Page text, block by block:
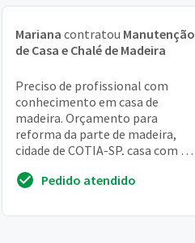
Mariana contratou Manutenção
de Casa e Chalé de Madeira
Preciso de profissional com
conhecimento em casa de
madeira. Orçamento para
reforma da parte de madeira,
cidade de COTIA-SP, casa com 28
madeira, com 02 qua...
Pedido atendido